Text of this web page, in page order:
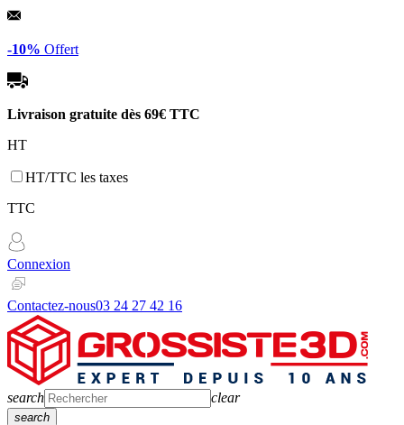
Panneau de gestion des cookies
-10% Offert
Livraison gratuite dès 69€ TTC
HT
HT/TTC les taxes
TTC
Connexion
Contactez-nous03 24 27 42 16
search clear
search